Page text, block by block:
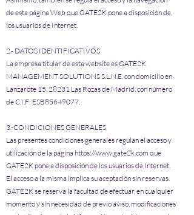
de esta página Web que GATE2K pone a disposición de
los usuarios de Internet.
2.- DATOS IDENTIFICATIVOS
La empresa titular de esta website es GATE2K
MANAGEMENT SOLUTIONS S.L.N.E. con domicilio en
Lanzarote 15, 28231 Las Rozas de Madrid, con número
de C.I.F: ESB85649077.
3.-CONDICIONES GENERALES
Las presentes condiciones generales regulan el acceso y
utilización de la página https://www.gate2k.com que
GATE2K pone a disposición de los usuarios de Internet.
El acceso a la misma implica su aceptación sin reservas.
GATE2K se reserva la facultad de efectuar, en cualquier
momento y sin necesidad de previo aviso, modificaciones